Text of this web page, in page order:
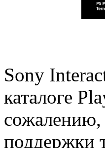
Sony
каталоге
сожалению,
поддержки